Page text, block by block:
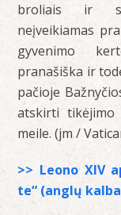
broliais ir
neįveikiamas
gyvenimo
pranašiška ir
pačioje
atskirti
meile. (jm /
>> Leono XIV
te“ (anglų